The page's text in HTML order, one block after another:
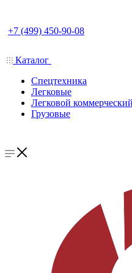
+7 (499) 450-90-08
Каталог
Спецтехника
Легковые
Легковой
Грузовые